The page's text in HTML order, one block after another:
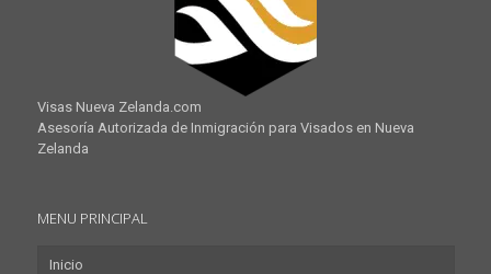
Visas Nueva Zelanda.com
Asesoría Autorizada de Inmigración para Visados en Nueva
Zelanda
MENU PRINCIPAL
Inicio